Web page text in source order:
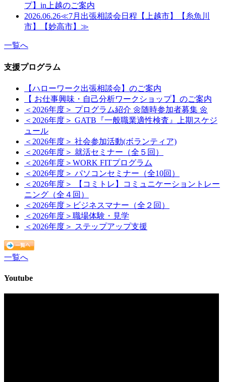
プ】in上越のご案内
2026.06.26≪7月出張相談会日程【上越市】【糸魚川
市】【妙高市】≫
一覧へ
支援プログラム
【ハローワーク出張相談会】のご案内
【 お仕事興味・自己分析ワークショップ】のご案内
＜2026年度＞ プログラム紹介 🌼随時参加者募集 🌼
＜2026年度＞ GATB『一般職業適性検査』上期スケジ
ュール
＜2026年度＞ 社会参加活動(ボランティア)
＜2026年度＞ 就活セミナー（全５回）
＜2026年度＞WORK FITプログラム
＜2026年度＞ パソコンセミナー（全10回）
＜2026年度＞ 【コミトレ】コミュニケーショントレー
ニング（全４回）
＜2026年度＞ビジネスマナー（全２回）
＜2026年度＞職場体験・見学
＜2026年度＞ ステップアップ支援
一覧へ
Youtube